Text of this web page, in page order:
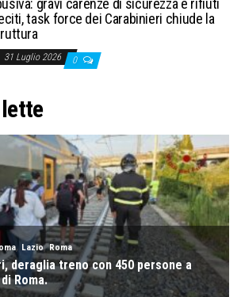
gravi carenze di sicurezza e rifiuti
task force dei Carabinieri chiude la
31 Luglio 2026 0